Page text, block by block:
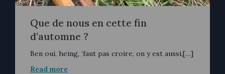
Que de nous en cette fin
d’automne ?
Ben oui, heing, ‘faut pas croire, on y est aussi,[…]
Read more